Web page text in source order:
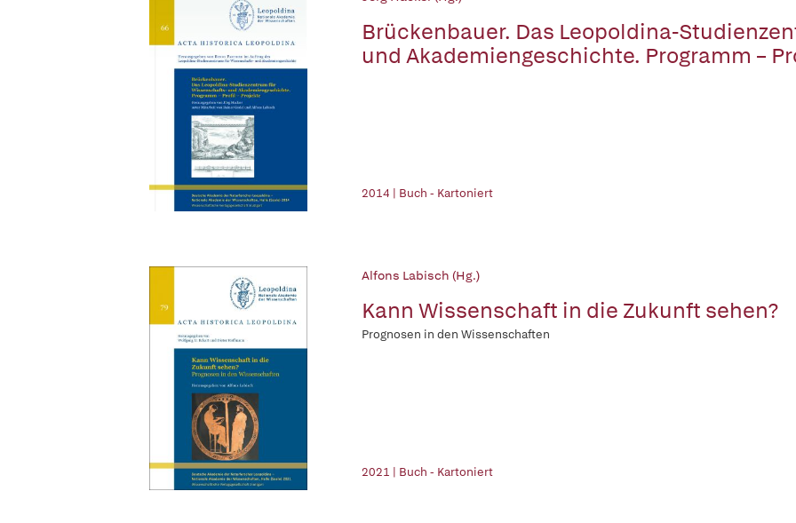
Brückenbauer. Das Leopoldina-
und Akademiengeschichte. Programm –
2014 | Buch - Kartoniert
Alfons Labisch (Hg.)
Kann Wissenschaft in die Zukunft sehen?
Prognosen in den Wissenschaften
2021 | Buch - Kartoniert